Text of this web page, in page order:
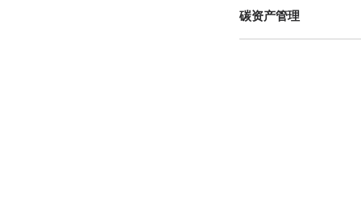
碳资产管理